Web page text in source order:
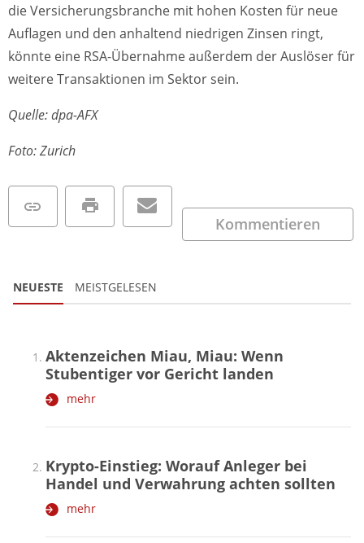
die Versicherungsbranche mit hohen Kosten für neue
Auflagen und den anhaltend niedrigen Zinsen ringt,
könnte eine RSA-Übernahme außerdem der Auslöser für
weitere Transaktionen im Sektor sein.
Quelle: dpa-AFX
Foto: Zurich
Kommentieren
NEUESTE MEISTGELESEN
Aktenzeichen Miau, Miau: Wenn
Stubentiger vor Gericht landen
mehr
Krypto-Einstieg: Worauf Anleger bei
Handel und Verwahrung achten sollten
mehr